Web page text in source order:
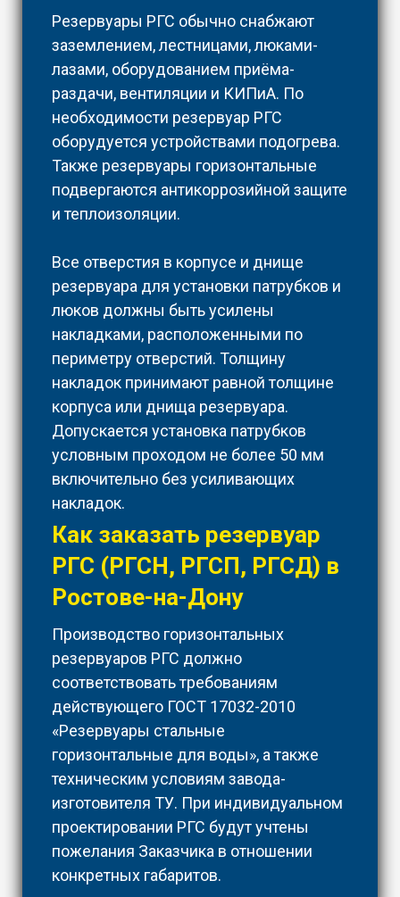
Резервуары РГС обычно снабжают
заземлением, лестницами, люками-
лазами, оборудованием приёма-
раздачи, вентиляции и КИПиА. По
необходимости резервуар РГС
оборудуется устройствами подогрева.
Также резервуары горизонтальные
подвергаются антикоррозийной защите
и теплоизоляции.
Все отверстия в корпусе и днище
резервуара для установки патрубков и
люков должны быть усилены
накладками, расположенными по
периметру отверстий. Толщину
накладок принимают равной толщине
корпуса или днища резервуара.
Допускается установка патрубков
условным проходом не более 50 мм
включительно без усиливающих
накладок.
Как заказать резервуар
РГС (РГСН, РГСП, РГСД) в
Ростове-на-Дону
Производство горизонтальных
резервуаров РГС должно
соответствовать требованиям
действующего ГОСТ 17032-2010
«Резервуары стальные
горизонтальные для воды», а также
техническим условиям завода-
изготовителя ТУ. При индивидуальном
проектировании РГС будут учтены
пожелания Заказчика в отношении
конкретных габаритов.